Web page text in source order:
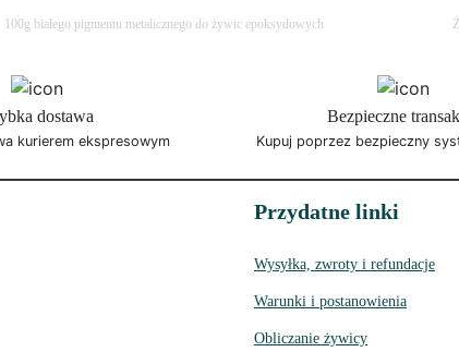
100g białego pigmentu metalicznego do żywic epoksydowych
dostawa
kurierem ekspresowym
Bezpieczne
Kupuj poprzez bezpieczny
Przydatne linki
Wysyłka, zwroty i refundacje
Warunki i postanowienia
Obliczanie żywicy